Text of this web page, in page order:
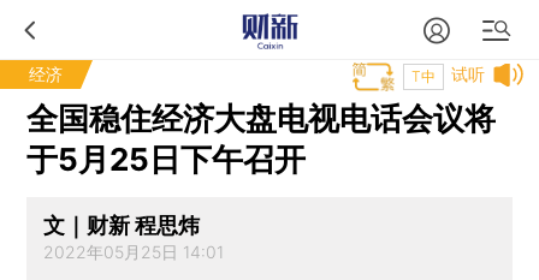
经济 试听
T中
全国稳住经济大盘电视电话会议将
于5月25日下午召开
文｜财新 程思炜
2022年05月25日 14:01